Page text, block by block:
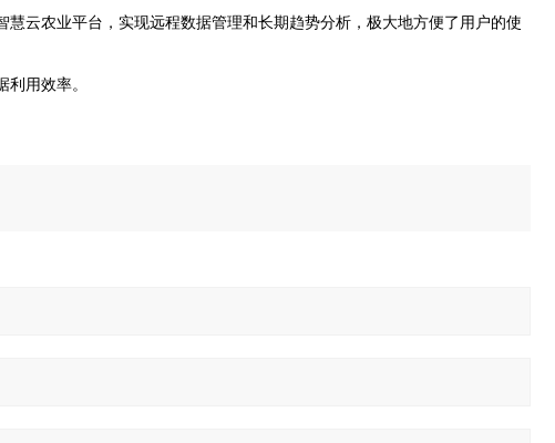
云农业平台，实现远程数据管理和长期趋势分析，极大地方便了用户的使
用效率。